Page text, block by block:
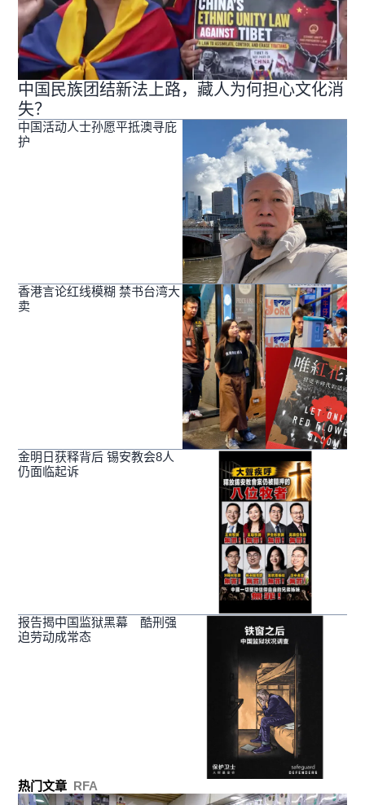
中国民族团结新法上路，藏人为何担心文化消
失？
中国活动人士孙愿平抵澳寻庇
护
香港言论红线模糊 禁书台湾大
卖
金明日获释背后 锡安教会8人
仍面临起诉
报告揭中国监狱黑幕 酷刑强
迫劳动成常态
热门文章 RFA